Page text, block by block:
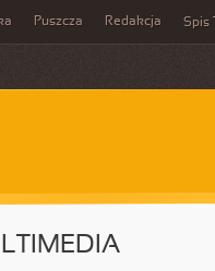
Puszcza Redakcja Spis